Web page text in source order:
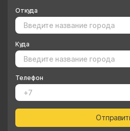
Откуда
Куда
Телефон